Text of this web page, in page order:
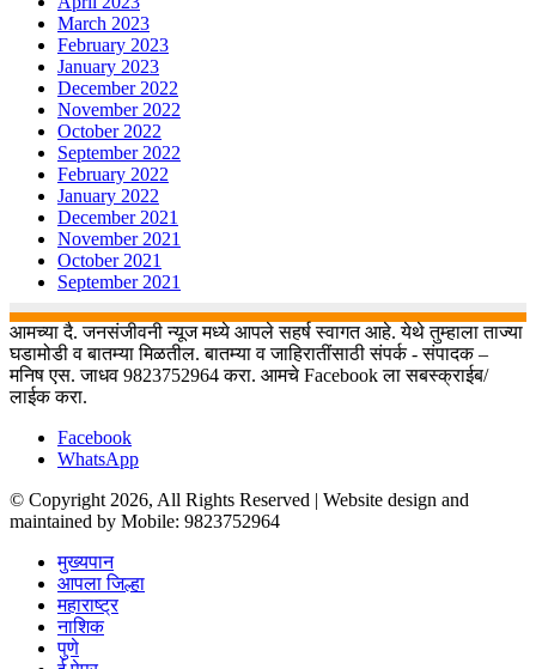
March 2023
February 2023
January 2023
December 2022
November 2022
October 2022
September 2022
February 2022
January 2022
December 2021
November 2021
October 2021
September 2021
आमच्या दै. जनसंजीवनी न्यूज मध्ये आपले सहर्ष स्वागत आहे. येथे तुम्हाला ताज्या
घडामोडी व बातम्या मिळतील. बातम्या व जाहिरातींसाठी संपर्क - संपादक –
मनिष एस. जाधव 9823752964 करा. आमचे Facebook ला सबस्क्राईब/
लाईक करा.
Facebook
WhatsApp
© Copyright 2026, All Rights Reserved | Website design and
maintained by Mobile: 9823752964
मुख्यपान
आपला जिल्हा
महाराष्ट्र
नाशिक
पुणे